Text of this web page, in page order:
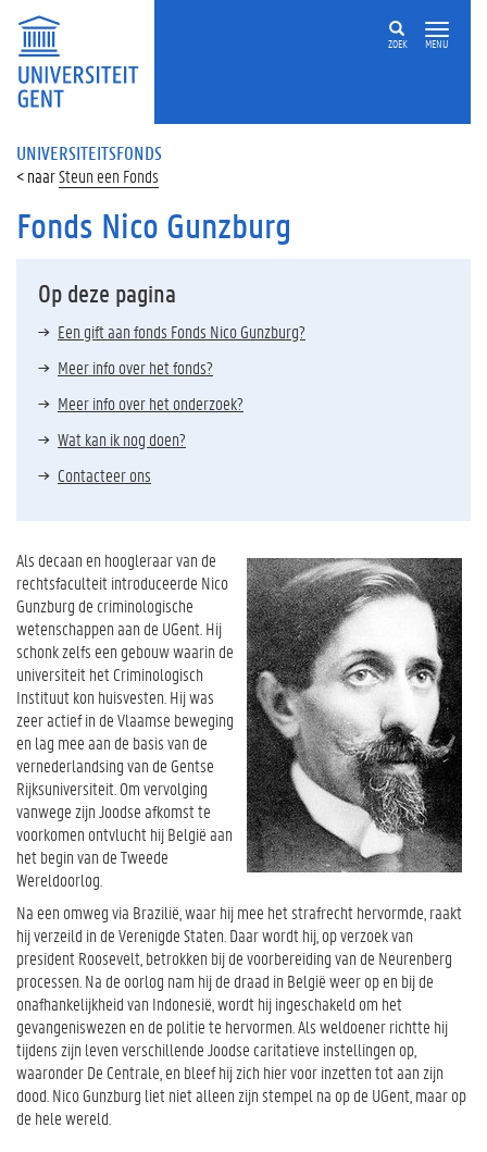
ZOEK MENU
UNIVERSITEITSFONDS
Steun een Fonds
Fonds Nico Gunzburg
Op deze pagina
Een gift aan fonds Fonds Nico Gunzburg?
Meer info over het fonds?
Meer info over het onderzoek?
Wat kan ik nog doen?
Contacteer ons
Als decaan en hoogleraar van de
rechtsfaculteit introduceerde Nico
Gunzburg de criminologische
wetenschappen aan de UGent. Hij
schonk zelfs een gebouw waarin de
universiteit het Criminologisch
Instituut kon huisvesten. Hij was
zeer actief in de Vlaamse beweging
en lag mee aan de basis van de
vernederlandsing van de Gentse
Rijksuniversiteit. Om vervolging
vanwege zijn Joodse afkomst te
voorkomen ontvlucht hij België aan
het begin van de Tweede
Wereldoorlog.
Na een omweg via Brazilië, waar hij mee het strafrecht hervormde, raakt
hij verzeild in de Verenigde Staten. Daar wordt hij, op verzoek van
president Roosevelt, betrokken bij de voorbereiding van de Neurenberg
processen. Na de oorlog nam hij de draad in België weer op en bij de
onafhankelijkheid van Indonesië, wordt hij ingeschakeld om het
gevangeniswezen en de politie te hervormen. Als weldoener richtte hij
tijdens zijn leven verschillende Joodse caritatieve instellingen op,
waaronder De Centrale, en bleef hij zich hier voor inzetten tot aan zijn
dood. Nico Gunzburg liet niet alleen zijn stempel na op de UGent, maar op
de hele wereld.